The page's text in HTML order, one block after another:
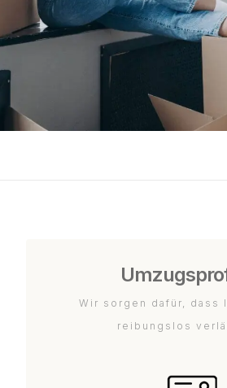
Wir sorgen dafür, dass
reibungslos